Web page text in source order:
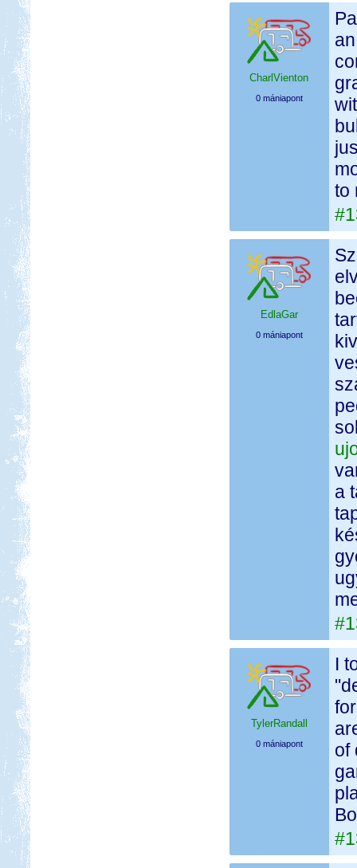
CharlVienton
0 mániapont
to
EdlaGar
0 mániapont
a
TylerRandall
0 mániapont
I
of